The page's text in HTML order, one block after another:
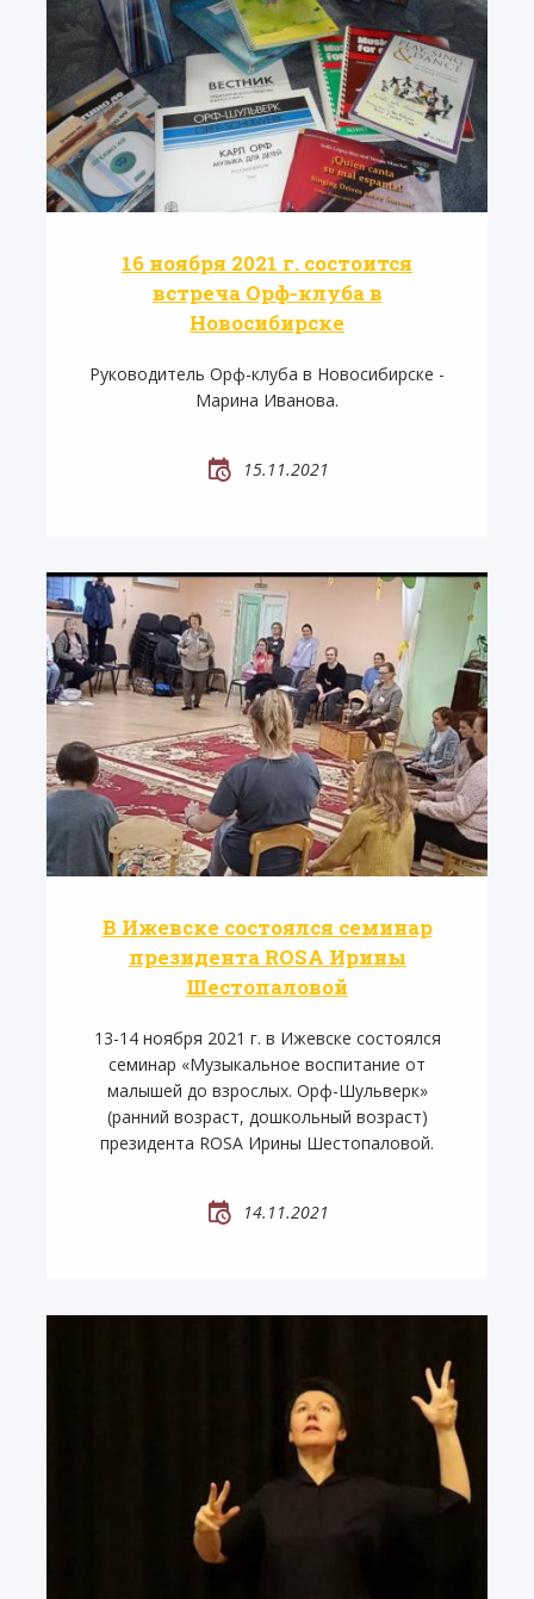
16 ноября 2021 г. состоится
встреча Орф-клуба в
Новосибирске
Руководитель Орф-клуба в Новосибирске -
Марина Иванова.
15.11.2021
В Ижевске состоялся семинар
президента ROSA Ирины
Шестопаловой
13-14 ноября 2021 г. в Ижевске состоялся
семинар «Музыкальное воспитание от
малышей до взрослых. Орф-Шульверк»
(ранний возраст, дошкольный возраст)
президента ROSA Ирины Шестопаловой.
14.11.2021